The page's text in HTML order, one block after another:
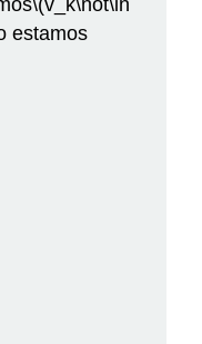
estamos